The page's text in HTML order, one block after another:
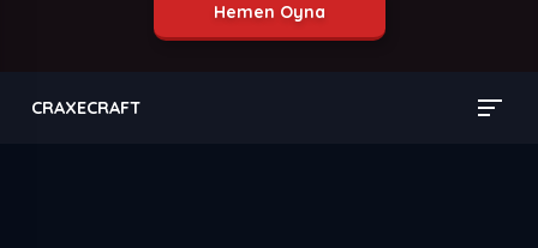
Hemen Oyna
CRAXECRAFT